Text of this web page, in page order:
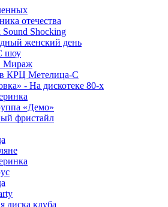
отечества
Shocking
женский день
шоу
Мираж
КРЦ Метелица-С
- На дискотеке 80-х
«Демо»
фристайл
диска клуба